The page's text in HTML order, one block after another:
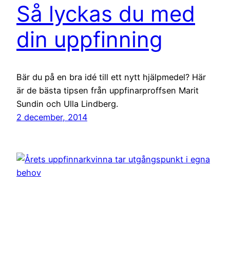
Så lyckas du med
din uppfinning
Bär du på en bra idé till ett nytt hjälpmedel? Här
är de bästa tipsen från uppfinarproffsen Marit
Sundin och Ulla Lindberg.
2 december, 2014